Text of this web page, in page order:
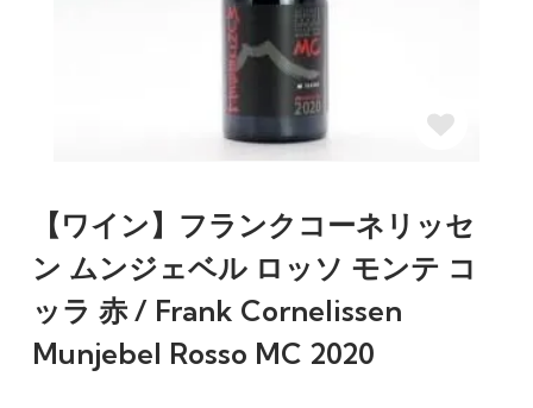
【ワイン】フランクコーネリッセ
ン ムンジェベル ロッソ モンテ コ
ッラ 赤 / Frank Cornelissen
Munjebel Rosso MC 2020